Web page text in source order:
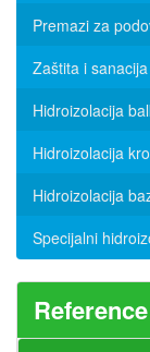
Premazi za
Zaštita i
Hidroizolacija
Hidroizolacija
Hidroizolacija
Specijalni